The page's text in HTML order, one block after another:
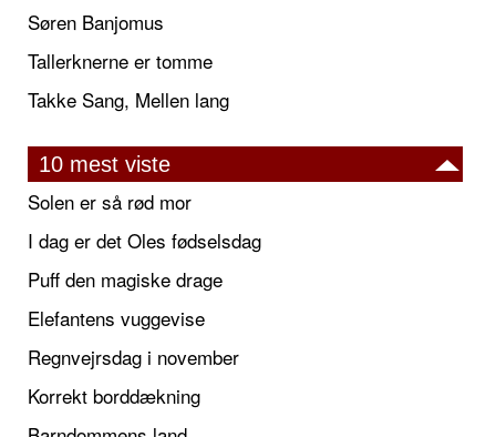
Søren Banjomus
Tallerknerne er tomme
Takke Sang, Mellen lang
10 mest viste
Solen er så rød mor
I dag er det Oles fødselsdag
Puff den magiske drage
Elefantens vuggevise
Regnvejrsdag i november
Korrekt borddækning